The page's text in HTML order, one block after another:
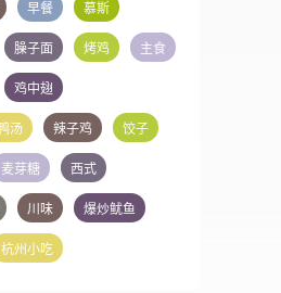
早餐 慕斯
臊子面 烤鸡 主食
鸡中翅
汤 辣子鸡 饺子
麦芽糖 西式
川味 爆炒鱿鱼
杭州小吃